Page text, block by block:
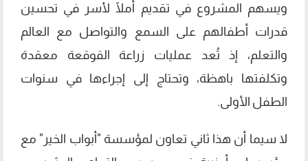
ويسهم المشروع في تقديم أملًا لأسر في تحسين
قدرات أطفالهم على السمع والتواصل مع العالم
والتعلم، إذ تُعد عمليات زراعة القوقعة معقدة
وتكلفتها باهظة، وتحتاج إلى إجراءها في سنوات
الطفل الأولى.
لا سيما أن هذا ثاني تعاون لمؤسسة "أبواب الخير" مع